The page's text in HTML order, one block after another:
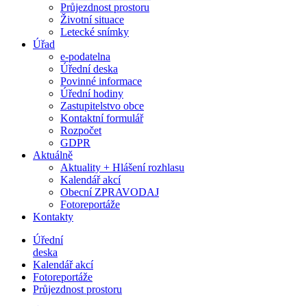
Průjezdnost prostoru
Životní situace
Letecké snímky
Úřad
e-podatelna
Úřední deska
Povinné informace
Úřední hodiny
Zastupitelstvo obce
Kontaktní formulář
Rozpočet
GDPR
Aktuálně
Aktuality + Hlášení rozhlasu
Kalendář akcí
Obecní ZPRAVODAJ
Fotoreportáže
Kontakty
Úřední
deska
Kalendář akcí
Fotoreportáže
Průjezdnost prostoru